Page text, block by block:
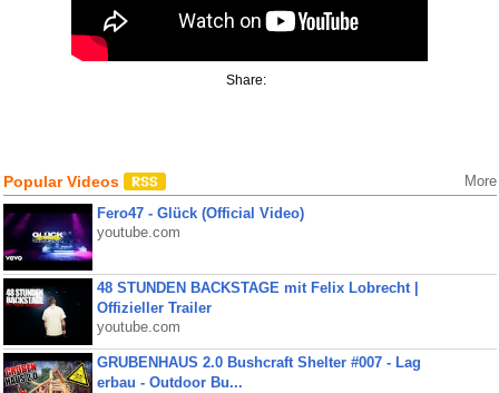
Share:
Popular Videos More
Fero47 - Glück (Official Video)
youtube.com
48 STUNDEN BACKSTAGE mit Felix Lobrecht |
Offizieller Trailer
youtube.com
GRUBENHAUS 2.0 Bushcraft Shelter #007 - Lag
erbau - Outdoor Bu...